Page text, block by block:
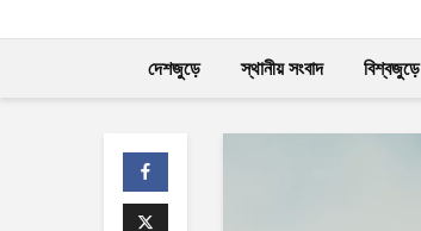
দেশজুড়ে স্থানীয় সংবাদ বিশ্বজুড়ে